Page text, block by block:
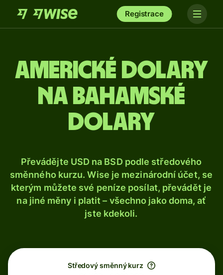
Registrace
Americké dolary
na bahamské
dolary
Převádějte USD na BSD podle středového
směnného kurzu. Wise je mezinárodní účet, se
kterým můžete své peníze posílat, převádět je
na jiné měny i platit – všechno jako doma, ať
jste kdekoli.
Středový směnný kurz